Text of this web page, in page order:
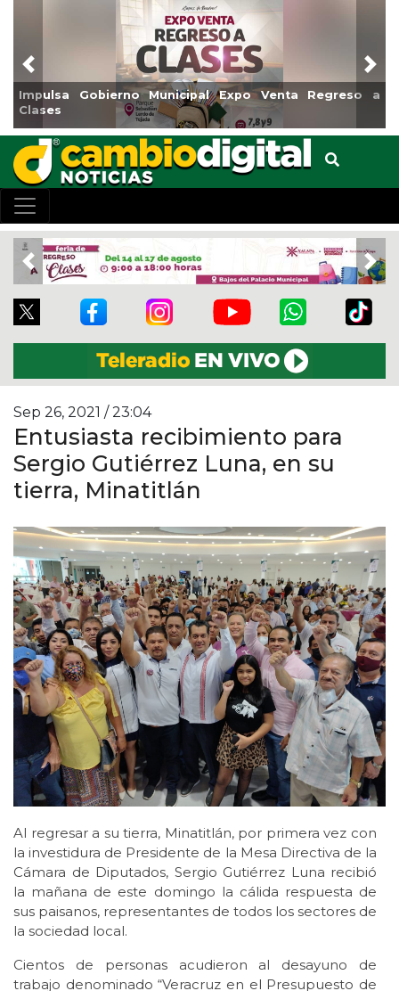
Venta Regreso a
Reabrirá Coatzacoalcos la Alberca
Centro
Previous
Previous
Sep 26, 2021 / 23:04
Entusiasta recibimiento para
Sergio Gutiérrez Luna, en su
tierra, Minatitlán
Al regresar a su tierra, Minatitlán, por primera vez con
la investidura de Presidente de la Mesa Directiva de la
Cámara de Diputados, Sergio Gutiérrez Luna recibió
la mañana de este domingo la cálida respuesta de
sus paisanos, representantes de todos los sectores de
la sociedad local.
Cientos de personas acudieron al desayuno de
trabajo denominado “Veracruz en el Presupuesto de